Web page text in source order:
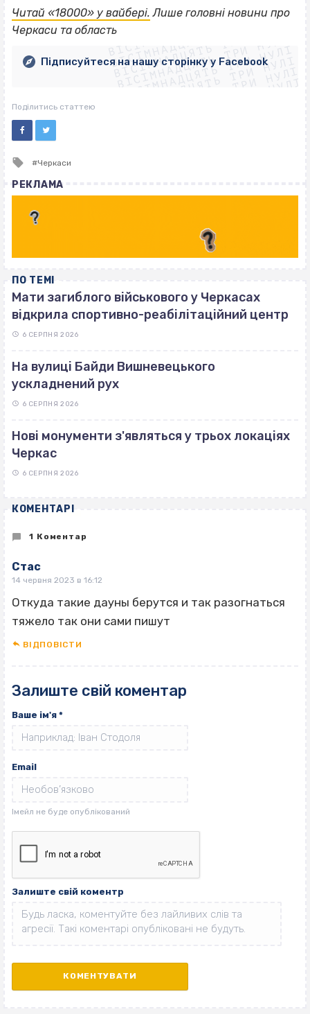
Читай «18000» у вайбері. Лише головні новини про
Черкаси та областьВІСІМНАДЦЯТЬ ТРИ НУЛІ
ВІСІМНАДЦЯТЬ ТРИ НУЛІ
ВІСІМНАДЦЯТЬ ТРИ НУЛІ
ВІСІМНАДЦЯТЬ ТРИ НУЛІ
ВІСІМНАДЦЯТЬ ТРИ НУЛІ
ВІСІМНАДЦЯТЬ ТРИ НУЛІ
ВІСІМНАДЦЯТЬ ТРИ НУЛІ
ВІСІМНАДЦЯТЬ ТРИ НУЛІ
Підписуйтеся на нашу сторінку у Facebook
Поділитись статтею
Tagged
Черкаси
РЕКЛАМА
ПО ТЕМІ
Мати загиблого військового у Черкасах
відкрила спортивно-реабілітаційний центр
6 СЕРПНЯ 2026
На вулиці Байди Вишневецького
ускладнений рух
6 СЕРПНЯ 2026
Нові монументи з'являться у трьох локаціях
Черкас
6 СЕРПНЯ 2026
КОМЕНТАРІ
1 Коментар
Стас
14 червня 2023 в 16:12
Откуда такие дауны берутся и так разогнаться
тяжело так они сами пишут
ВІДПОВІCТИ
Залиште свій коментар
Ваше ім'я *
Email
Залиште свій коментр